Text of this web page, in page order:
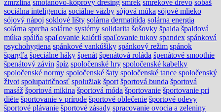
zmrzlina smotanovo-kôprový dresing smrek smrekové drevo sobáš
sociálna inteligencia sociálne väzby sójová múka sójové mlieko
sójový nápoj soklové lišty solárna dermatitída solárna energia
solárna sprcha solárne systémy solidarita šošovky špalda špaldová
múka spálňa spaľovanie kalórií spaľovanie tukov spandex spánková
psychohygiena spánkové vankúšiky spánkový režim spánok
špargľa špeciálne háky špenát špenátová roláda špenátové smoothie
špenátový závin špíz spoločenské hry spoločenské kabelky
spoločenské normy spoločenské šaty spoločenské tance spoločenský
život spolupatričnosť spolužiak šport športová bunda športová
masáž športová mikina športová móda športovanie športovanie pri
diéte športovanie v prírode športové oblečenie športové odevy
športové plávanie športové zásady spracovanie ovocia a zeleniny